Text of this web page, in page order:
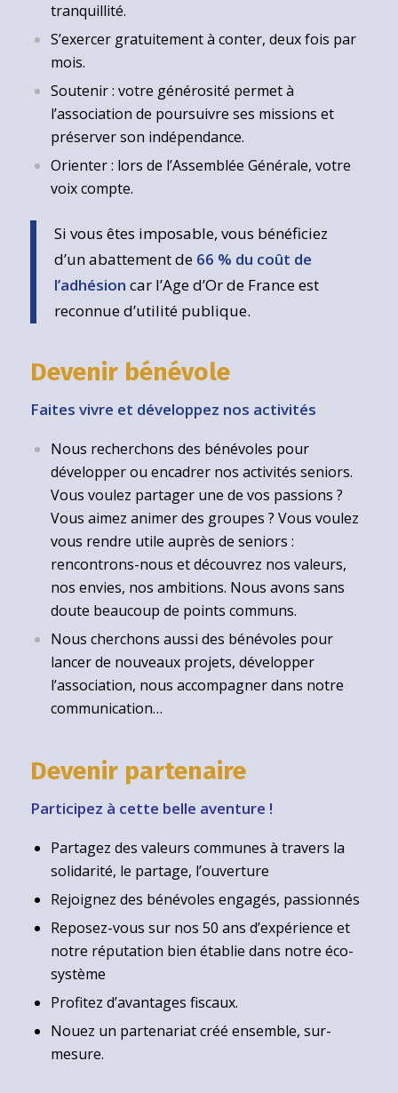
tranquillité.
S’exercer gratuitement à conter, deux fois par
mois.
Soutenir : votre générosité permet à
l’association de poursuivre ses missions et
préserver son indépendance.
Orienter : lors de l’Assemblée Générale, votre
voix compte.
Si vous êtes imposable, vous bénéficiez
d’un abattement de 66 % du coût de
l’adhésion car l’Age d’Or de France est
reconnue d’utilité publique.
Devenir bénévole
Faites vivre et développez nos activités
Nous recherchons des bénévoles pour
développer ou encadrer nos activités seniors.
Vous voulez partager une de vos passions ?
Vous aimez animer des groupes ? Vous voulez
vous rendre utile auprès de seniors :
rencontrons-nous et découvrez nos valeurs,
nos envies, nos ambitions. Nous avons sans
doute beaucoup de points communs.
Nous cherchons aussi des bénévoles pour
lancer de nouveaux projets, développer
l’association, nous accompagner dans notre
communication…
Devenir partenaire
Participez à cette belle aventure !
Partagez des valeurs communes à travers la
solidarité, le partage, l’ouverture
Rejoignez des bénévoles engagés, passionnés
Reposez-vous sur nos 50 ans d’expérience et
notre réputation bien établie dans notre éco-
système
Profitez d’avantages fiscaux.
Nouez un partenariat créé ensemble, sur-
mesure.